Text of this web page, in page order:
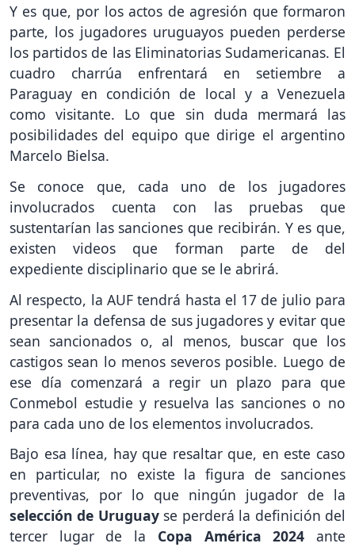
Y es que, por los actos de agresión que formaron
parte, los jugadores uruguayos pueden perderse
los partidos de las Eliminatorias Sudamericanas. El
cuadro charrúa enfrentará en setiembre a
Paraguay en condición de local y a Venezuela
como visitante. Lo que sin duda mermará las
posibilidades del equipo que dirige el argentino
Marcelo Bielsa.
Se conoce que, cada uno de los jugadores
involucrados cuenta con las pruebas que
sustentarían las sanciones que recibirán. Y es que,
existen videos que forman parte de del
expediente disciplinario que se le abrirá.
Al respecto, la AUF tendrá hasta el 17 de julio para
presentar la defensa de sus jugadores y evitar que
sean sancionados o, al menos, buscar que los
castigos sean lo menos severos posible. Luego de
ese día comenzará a regir un plazo para que
Conmebol estudie y resuelva las sanciones o no
para cada uno de los elementos involucrados.
Bajo esa línea, hay que resaltar que, en este caso
en particular, no existe la figura de sanciones
preventivas, por lo que ningún jugador de la
selección de Uruguayse perderá la definición del
tercer lugar de la Copa América 2024 ante